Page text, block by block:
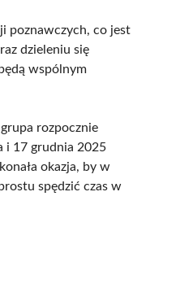
poznawczych, co jest
dzieleniu się
wspólnym
rozpocznie
i 17 grudnia 2025
okazja, by w
spędzić czas w